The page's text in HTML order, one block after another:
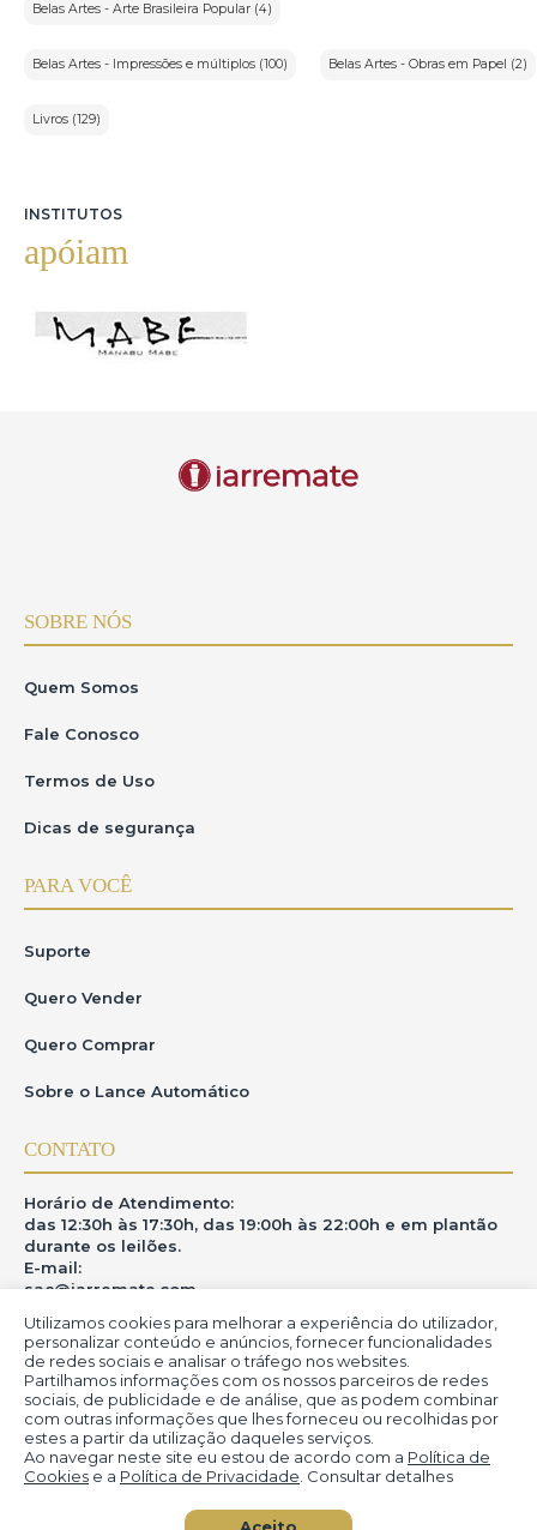
Utilizamos cookies para melhorar a experiência do utilizador,
personalizar conteúdo e anúncios, fornecer funcionalidades
de redes sociais e analisar o tráfego nos websites.
Partilhamos informações com os nossos parceiros de redes
sociais, de publicidade e de análise, que as podem combinar
com outras informações que lhes forneceu ou recolhidas por
estes a partir da utilização daqueles serviços.
Ao navegar neste site eu estou de acordo com a Política de
Cookies e a Política de Privacidade . Consultar detalhes
Belas Artes - Arte Brasileira Popular (4)
Belas Artes - Impressões e múltiplos (100) Belas Artes - Obras em Papel (2)
Livros (129)
INSTITUTOS
apóiam
SOBRE NÓS
Quem Somos
Fale Conosco
Termos de Uso
Dicas de segurança
PARA VOCÊ
Suporte
Quero Vender
Quero Comprar
Sobre o Lance Automático
CONTATO
Horário de Atendimento:
das 12:30h às 17:30h, das 19:00h às 22:00h e em plantão
durante os leilões.
E-mail:
sac@iarremate.com
ONDE ESTAMOS
R. Heitor Modesto, 28 - Estação São Lourenço - MG
CEP: 37470-000
© iArremate - Portal de Arte (2013-2026)